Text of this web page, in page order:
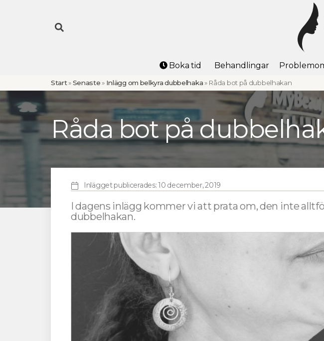
Boka tid Behandlingar
Start »Senaste » Inlägg om belkyra dubbelhaka » Råda bot på dubbelhakan
Råda bot på
Inlägget publicerades:10 december, 2019
I dagens inlägg kommer vi att prata om, den inte
dubbelhakan.